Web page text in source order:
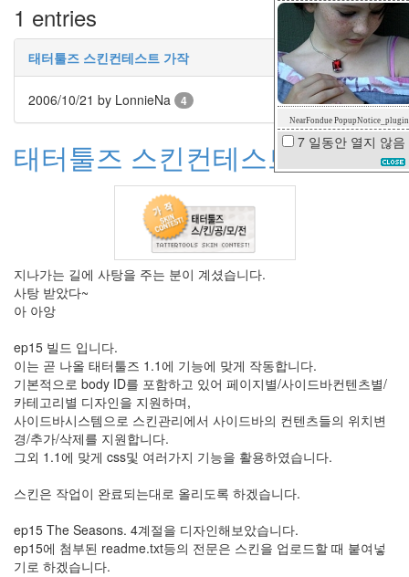
NearFondue PopupNotice_plugin
7 일동안 열지 않음
1 entries
태터툴즈 스킨컨테스트 가작
2006/10/21 by LonnieNa 4
태터툴즈 스킨컨테스트 가작
지나가는 길에 사탕을 주는 분이 계셨습니다.
사탕 받았다~
아 아앙
ep15 빌드 입니다.
이는 곧 나올 태터툴즈 1.1에 기능에 맞게 작동합니다.
기본적으로 body ID를 포함하고 있어 페이지별/사이드바컨텐츠별/
카테고리별 디자인을 지원하며,
사이드바시스템으로 스킨관리에서 사이드바의 컨텐츠들의 위치변
경/추가/삭제를 지원합니다.
그외 1.1에 맞게 css및 여러가지 기능을 활용하였습니다.
스킨은 작업이 완료되는대로 올리도록 하겠습니다.
ep15 The Seasons. 4계절을 디자인해보았습니다.
ep15에 첨부된 readme.txt등의 전문은 스킨을 업로드할 때 붙여넣
기로 하겠습니다.
울리는 몹
쓸 병
Cloud
미
용
즈
킹
맘
남
궁
민
꽃
SUTTER
최
국
카
메